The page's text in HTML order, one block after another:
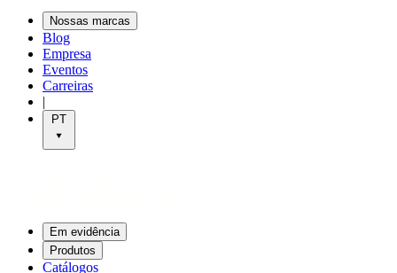
Nossas marcas
Blog
Empresa
Eventos
Carreiras
|
PT
Em evidência
Produtos
Catálogos